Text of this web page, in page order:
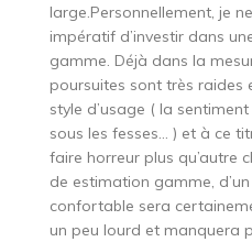
large.Personnellement, je
impératif d’investir dans
gamme. Déjà dans la
poursuites sont très raides
style d’usage ( la
sous les fesses… ) et à ce
faire horreur plus qu’autre
de estimation gamme,
confortable sera
un peu lourd et manquera